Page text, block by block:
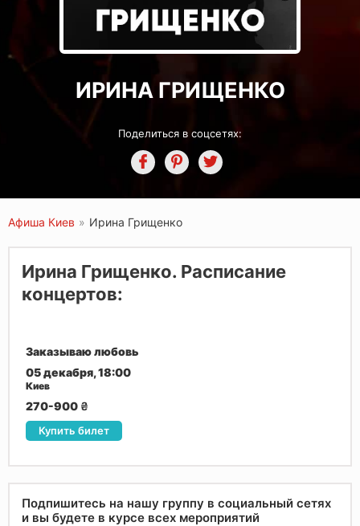
ИРИНА ГРИЩЕНКО
Поделиться в соцсетях:
Афиша Киев » Ирина Грищенко
Ирина Грищенко. Расписание
концертов:
Заказываю любовь
05 декабря, 18:00
Киев
270-900 ₴
Купить билет
Подпишитесь на нашу группу в социальный сетях
и вы будете в курсе всех мероприятий